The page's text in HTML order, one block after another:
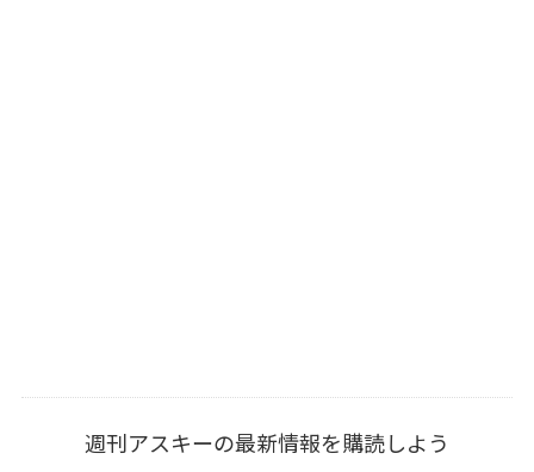
週刊アスキーの最新情報を購読しよう